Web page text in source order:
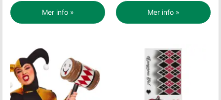
Mer info » Mer info »